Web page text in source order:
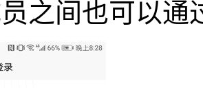
之间也可以通